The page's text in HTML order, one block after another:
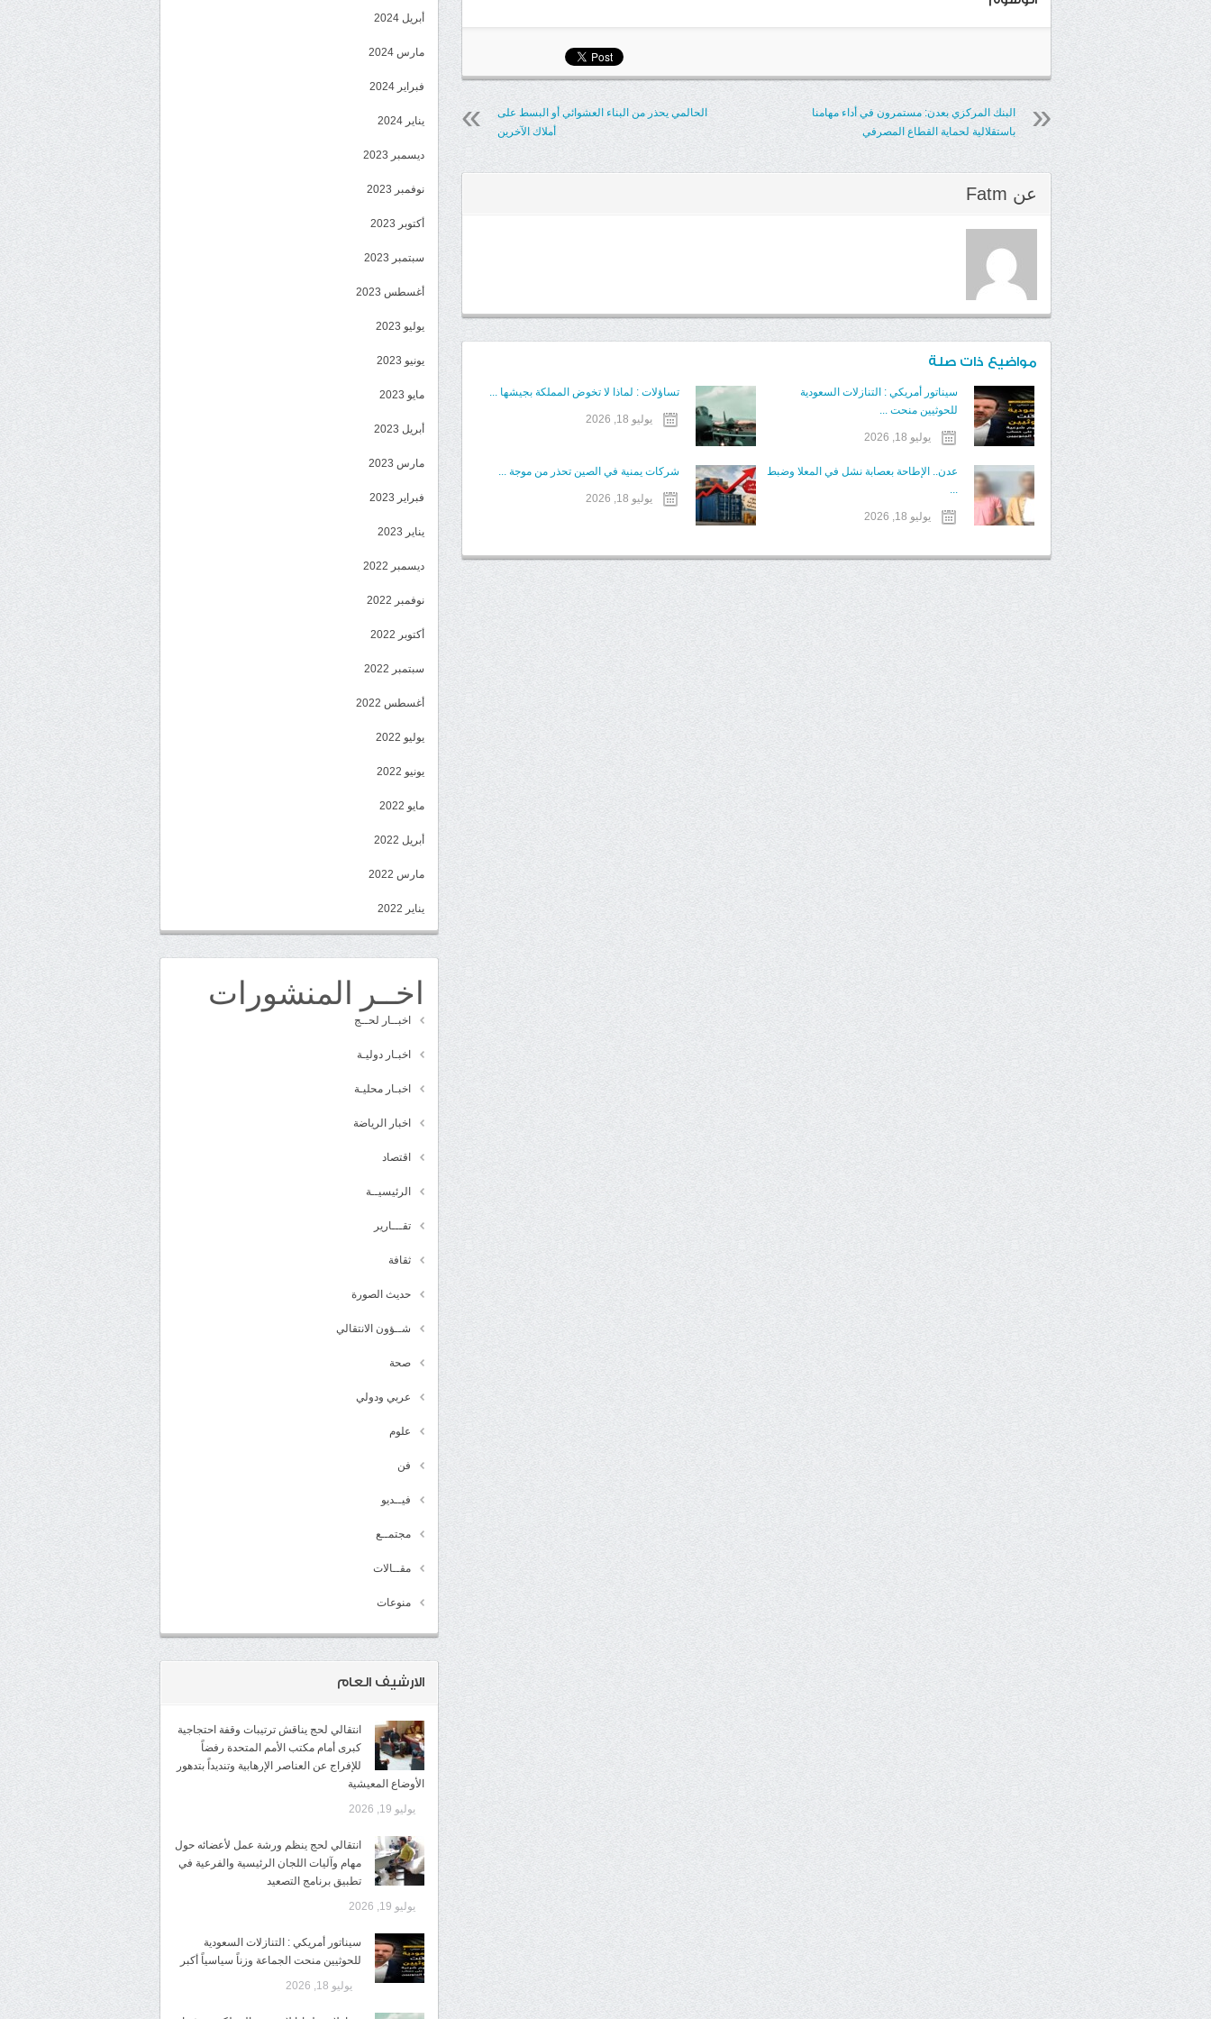
الحالمي يحذر من البناء العشوائي أو البسط على
أملاك الآخرين
البنك المركزي بعدن: مستمرون في أداء مهامنا
باستقلالية لحماية القطاع المصرفي
عن Fatm
مواضيع ذات صلة
سيناتور أمريكي : التنازلات السعودية
للحوثيين منحت ...
يوليو 18, 2026
تساؤلات : لماذا لا تخوض المملكة بجيشها ...
يوليو 18, 2026
عدن.. الإطاحة بعصابة نشل في المعلا وضبط
...
يوليو 18, 2026
شركات يمنية في الصين تحذر من موجة ...
يوليو 18, 2026
أبريل 2024
مارس 2024
فبراير 2024
يناير 2024
ديسمبر 2023
نوفمبر 2023
أكتوبر 2023
سبتمبر 2023
أغسطس 2023
يوليو 2023
يونيو 2023
مايو 2023
أبريل 2023
مارس 2023
فبراير 2023
يناير 2023
ديسمبر 2022
نوفمبر 2022
أكتوبر 2022
سبتمبر 2022
أغسطس 2022
يوليو 2022
يونيو 2022
مايو 2022
أبريل 2022
مارس 2022
يناير 2022
اخــر المنشورات
اخبــار لحــج
اخبـار دوليـة
اخبـار محليـة
اخبار الرياضة
اقتصاد
الرئيسيــة
تقـــارير
ثقافة
حديث الصورة
شــؤون الانتقالي
صحة
عربي ودولي
علوم
فن
فيــديو
مجتمــع
مقــالات
منوعات
الارشيف العام
انتقالي لحج يناقش ترتيبات وقفة احتجاجية
كبرى أمام مكتب الأمم المتحدة رفضاً
للإفراج عن العناصر الإرهابية وتنديداً بتدهور
الأوضاع المعيشية
يوليو 19, 2026
انتقالي لحج ينظم ورشة عمل لأعضائه حول
مهام وآليات اللجان الرئيسية والفرعية في
تطبيق برنامج التصعيد
يوليو 19, 2026
سيناتور أمريكي : التنازلات السعودية
للحوثيين منحت الجماعة وزناً سياسياً أكبر
يوليو 18, 2026